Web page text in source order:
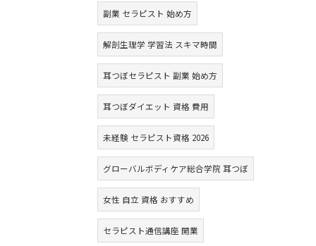
副業 セラピスト 始め方
解剖生理学 学習法 スキマ時間
耳つぼセラピスト 副業 始め方
耳つぼダイエット 資格 費用
未経験 セラピスト資格 2026
グローバルボディケア総合学院 耳つぼ
女性 自立 資格 おすすめ
セラピスト通信講座 開業